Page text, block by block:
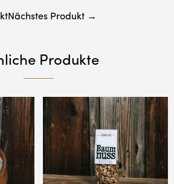
Nächstes Produkt →
Produkte